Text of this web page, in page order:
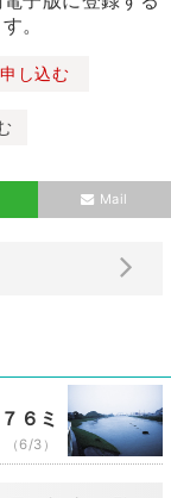
。
し込む
Mail
６ミ
（6/3）